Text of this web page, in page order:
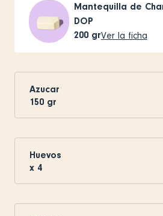
Mantequilla de
DOP
200 grVer la ficha
Azucar
150 gr
Huevos
x 4